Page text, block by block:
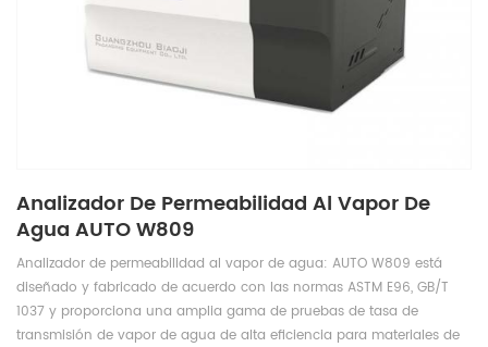
Analizador De Permeabilidad Al Vapor De
Agua AUTO W809
Analizador de permeabilidad al vapor de agua: AUTO W809 está
diseñado y fabricado de acuerdo con las normas ASTM E96, GB/T
1037 y proporciona una amplia gama de pruebas de tasa de
transmisión de vapor de agua de alta eficiencia para materiales de